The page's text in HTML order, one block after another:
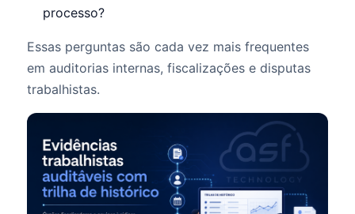
processo?
Essas perguntas são cada vez mais frequentes
em auditorias internas, fiscalizações e disputas
trabalhistas.